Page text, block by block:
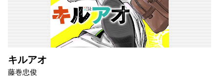
キルアオ
藤巻忠俊